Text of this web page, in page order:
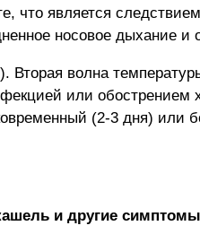
что является
носовое дыхание и
Вторая волна
или обострением
(2-3 дня) или
и другие